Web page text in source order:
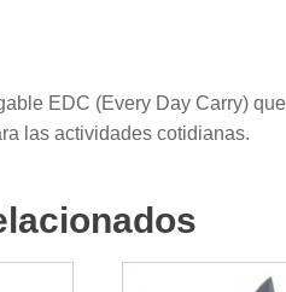
EDC (Every Day Carry)
las actividades cotidianas.